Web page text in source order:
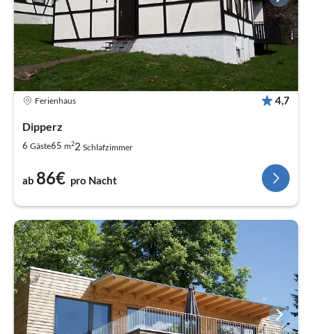
Ferienhaus 4,7
Dipperz
6 Gäste65 m22 Schlafzimmer
ab 86€ pro Nacht